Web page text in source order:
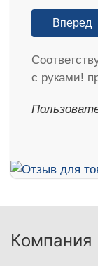
Вперед
с руками!
Компания